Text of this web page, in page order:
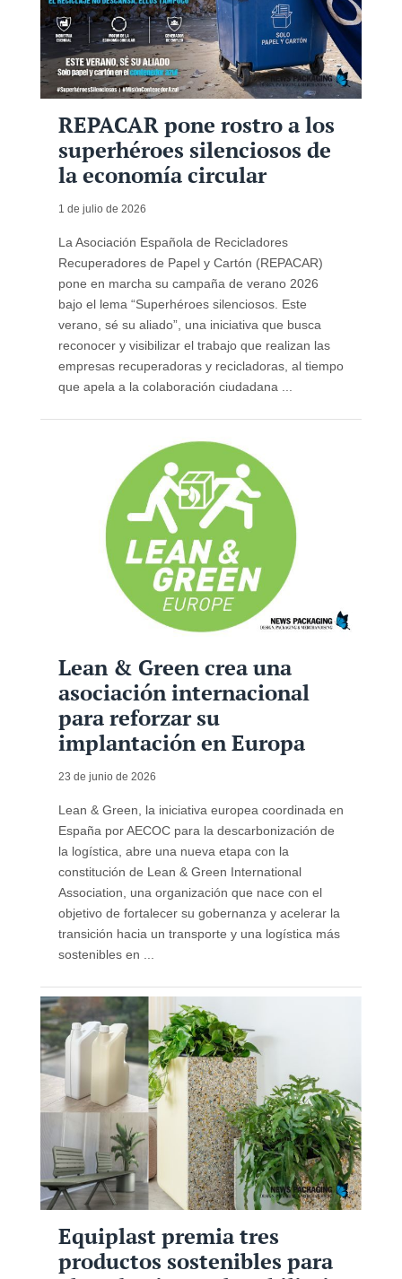
REPACAR pone rostro a los
superhéroes silenciosos de
la economía circular
1 de julio de 2026
La Asociación Española de Recicladores
Recuperadores de Papel y Cartón (REPACAR)
pone en marcha su campaña de verano 2026
bajo el lema “Superhéroes silenciosos. Este
verano, sé su aliado”, una iniciativa que busca
reconocer y visibilizar el trabajo que realizan las
empresas recuperadoras y recicladoras, al tiempo
que apela a la colaboración ciudadana ...
Lean & Green crea una
asociación internacional
para reforzar su
implantación en Europa
23 de junio de 2026
Lean & Green, la iniciativa europea coordinada en
España por AECOC para la descarbonización de
la logística, abre una nueva etapa con la
constitución de Lean & Green International
Association, una organización que nace con el
objetivo de fortalecer su gobernanza y acelerar la
transición hacia un transporte y una logística más
sostenibles en ...
Equiplast premia tres
productos sostenibles para